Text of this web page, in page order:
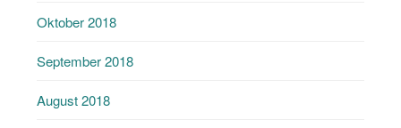
Oktober 2018
September 2018
August 2018